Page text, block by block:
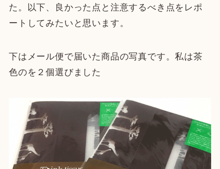
た。以下、良かった点と注意するべき点をレポ
ートしてみたいと思います。
下はメール便で届いた商品の写真です。私は茶
色のを２個選びました